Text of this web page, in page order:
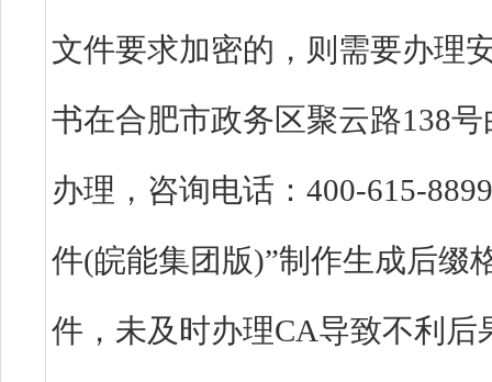
文件要求加密的，则需要办理
书在合肥市政务区聚云路138
办理，咨询电话：400-615-
件(皖能集团版)”制作生成后缀
件，未及时办理CA导致不利后